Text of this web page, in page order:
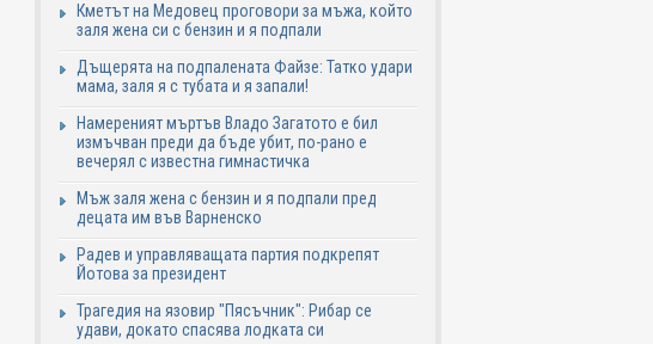
Кметът на Медовец проговори за мъжа, който
заля жена си с бензин и я подпали
Дъщерята на подпалената Файзе: Татко удари
мама, заля я с тубата и я запали!
Намереният мъртъв Владо Загатото е бил
измъчван преди да бъде убит, по-рано е
вечерял с известна гимнастичка
Мъж заля жена с бензин и я подпали пред
децата им във Варненско
Радев и управляващата партия подкрепят
Йотова за президент
Трагедия на язовир "Пясъчник": Рибар се
удави, докато спасява лодката си